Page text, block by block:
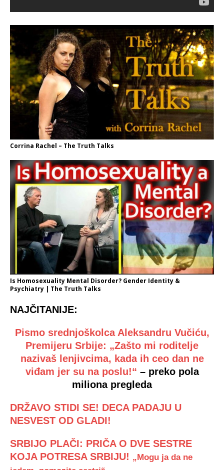
Corrina Rachel – The Truth Talks
Is Homosexuality Mental Disorder? Gender Identity &
Psychiatry | The Truth Talks
NAJČITANIJE:
Pismo srednjoškolca Aleksandru Vučiću,
Premijeru Srbije: „Zašto mi roditelje
nazivaš lenjivcima, kada ih ceo dan ne
viđam jer su na poslu!“ – preko pola
miliona pregleda
DRŽAVO STIDI SE! DECA PADAJU U
NESVEST OD GLADI!
SRBIJO PLAČI: PRIČA O DVE SESTRE
KOJA POTRESA SRBIJU! „Mogu ja da ne